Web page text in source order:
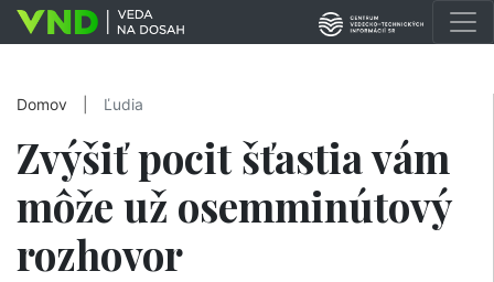
Domov Ľudia
Zvýšiť pocit šťastia vám
môže už osemminútový
rozhovor